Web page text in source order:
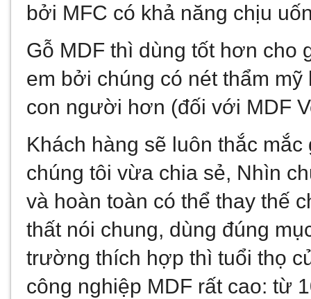
bởi MFC có khả năng chịu
Gỗ MDF thì dùng tốt hơn cho
em bởi chúng có nét thẩm
con người hơn (đối với MDF
Khách hàng sẽ luôn thắc
chúng tôi vừa chia sẻ, Nhìn
và hoàn toàn có thể thay thế
thất nói chung, dùng đúng
trường thích hợp thì tuổi thọ
công nghiệp MDF rất cao: từ